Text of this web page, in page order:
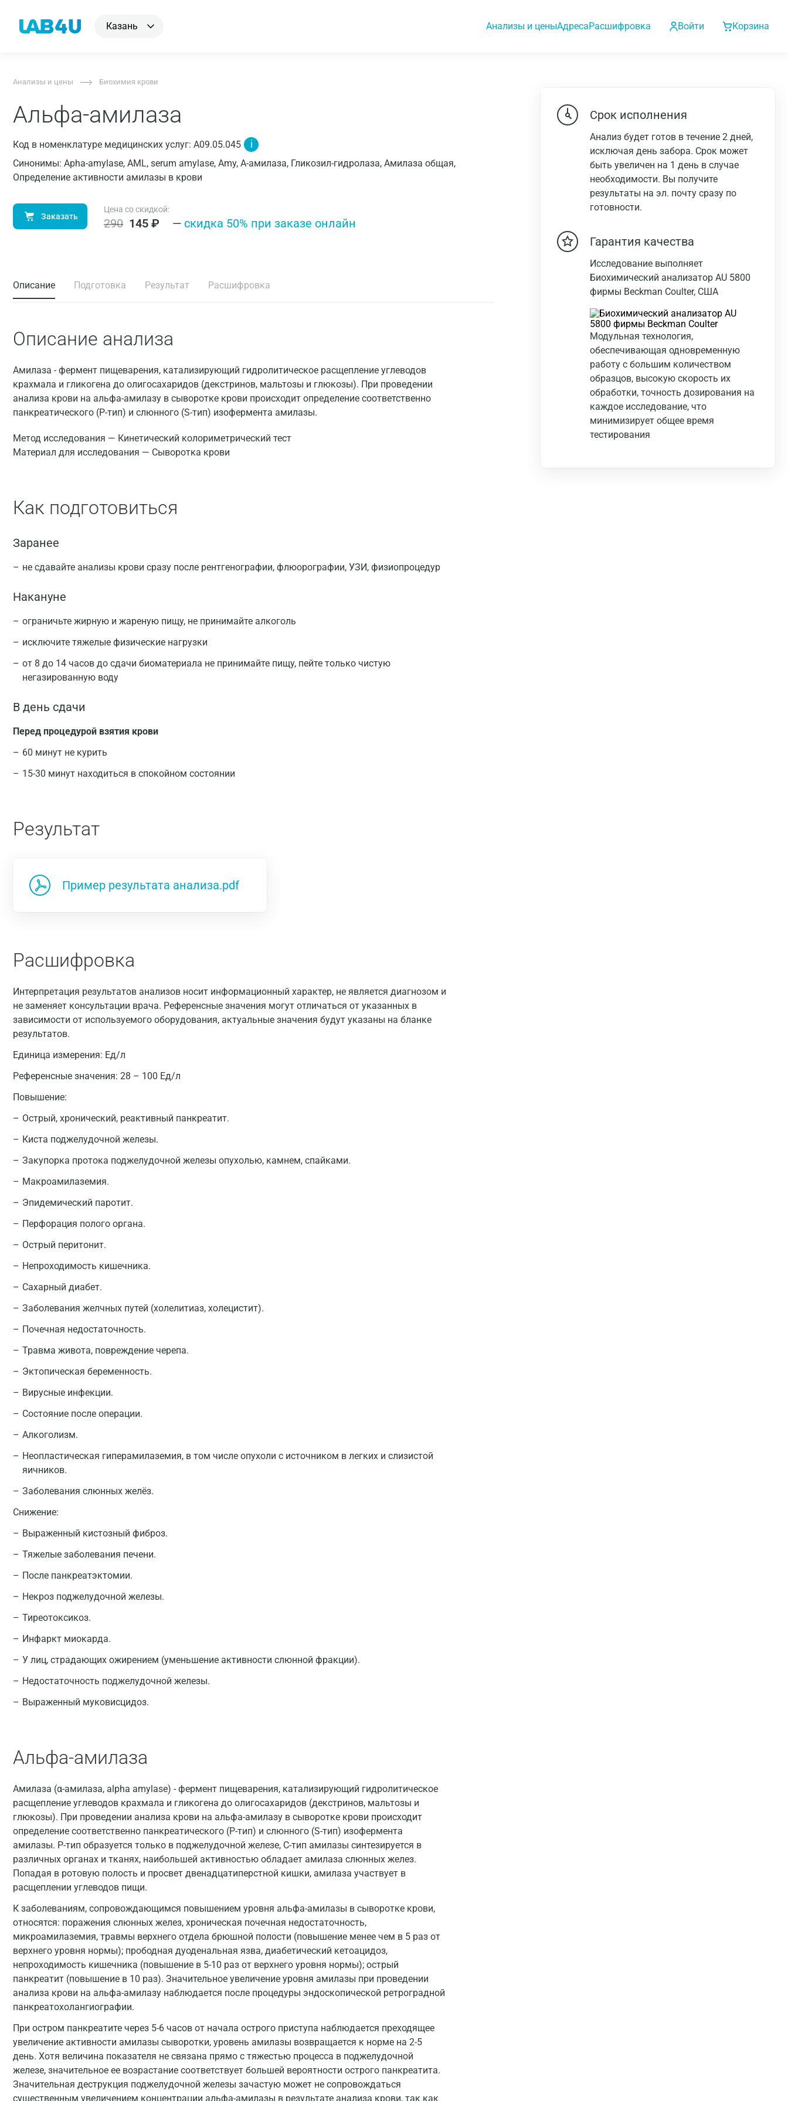
Казань Анализы и ценыАдресаРасшифровка Войти Корзина
Анализы и цены Биохимия крови
Альфа-амилаза
Код в номенклатуре медицинских услуг: A09.05.045 i
Синонимы: Apha-amylase, AML, serum amylase, Amy, Α-амилаза, Гликозил-гидролаза, Амилаза общая,
Определение активности амилазы в крови
Заказать
Цена со скидкой:
290 145 ₽ — cкидка 50% при заказе онлайн
Описание Подготовка Результат Расшифровка
Описание анализа
Амилаза - фермент пищеварения, катализирующий гидролитическое расщепление углеводов
крахмала и гликогена до олигосахаридов (декстринов, мальтозы и глюкозы). При проведении
анализа крови на альфа-амилазу в сыворотке крови происходит определение соответственно
панкреатического (Р-тип) и слюнного (S-тип) изофермента амилазы.
Метод исследования — Кинетический колориметрический тест
Материал для исследования — Сыворотка крови
Как подготовиться
Заранее
не сдавайте анализы крови сразу после рентгенографии, флюорографии, УЗИ, физиопроцедур
Накануне
ограничьте жирную и жареную пищу, не принимайте алкоголь
исключите тяжелые физические нагрузки
от 8 до 14 часов до сдачи биоматериала не принимайте пищу, пейте только чистую
негазированную воду
В день сдачи
Перед процедурой взятия крови
60 минут не курить
15-30 минут находиться в спокойном состоянии
Результат
Пример результата анализа.pdf
Расшифровка
Интерпретация результатов анализов носит информационный характер, не является диагнозом и
не заменяет консультации врача. Референсные значения могут отличаться от указанных в
зависимости от используемого оборудования, актуальные значения будут указаны на бланке
результатов.
Единица измерения: Ед/л
Референсные значения: 28 – 100 Ед/л
Повышение:
Острый, хронический, реактивный панкреатит.
Киста поджелудочной железы.
Закупорка протока поджелудочной железы опухолью, камнем, спайками.
Макроамилаземия.
Эпидемический паротит.
Перфорация полого органа.
Острый перитонит.
Непроходимость кишечника.
Сахарный диабет.
Заболевания желчных путей (холелитиаз, холецистит).
Почечная недостаточность.
Травма живота, повреждение черепа.
Эктопическая беременность.
Вирусные инфекции.
Состояние после операции.
Алкоголизм.
Неопластическая гиперамилаземия, в том числе опухоли с источником в легких и слизистой
яичников.
Заболевания слюнных желёз.
Снижение:
Выраженный кистозный фиброз.
Тяжелые заболевания печени.
После панкреатэктомии.
Некроз поджелудочной железы.
Тиреотоксикоз.
Инфаркт миокарда.
У лиц, страдающих ожирением (уменьшение активности слюнной фракции).
Недостаточность поджелудочной железы.
Выраженный муковисцидоз.
Альфа-амилаза
Амилаза (α-амилаза, alpha amylase) - фермент пищеварения, катализирующий гидролитическое
расщепление углеводов крахмала и гликогена до олигосахаридов (декстринов, мальтозы и
глюкозы). При проведении анализа крови на альфа-амилазу в сыворотке крови происходит
определение соответственно панкреатического (Р-тип) и слюнного (S-тип) изофермента
амилазы. Р-тип образуется только в поджелудочной железе, С-тип амилазы синтезируется в
различных органах и тканях, наибольшей активностью обладает амилаза слюнных желез.
Попадая в ротовую полость и просвет двенадцатиперстной кишки, амилаза участвует в
расщеплении углеводов пищи.
К заболеваниям, сопровождающимся повышением уровня альфа-амилазы в сыворотке крови,
относятся: поражения слюнных желез, хроническая почечная недостаточность,
микроамилаземия, травмы верхнего отдела брюшной полости (повышение менее чем в 5 раз от
верхнего уровня нормы); прободная дуоденальная язва, диабетический кетоацидоз,
непроходимость кишечника (повышение в 5-10 раз от верхнего уровня нормы); острый
панкреатит (повышение в 10 раз). Значительное увеличение уровня амилазы при проведении
анализа крови на альфа-амилазу наблюдается после процедуры эндоскопической ретроградной
панкреатохолангиографии.
При остром панкреатите через 5-6 часов от начала острого приступа наблюдается преходящее
увеличение активности амилазы сыворотки, уровень амилазы возвращается к норме на 2-5
день. Хотя величина показателя не связана прямо с тяжестью процесса в поджелудочной
железе, значительное ее возрастание соответствует большей вероятности острого панкреатита.
Значительная деструкция поджелудочной железы зачастую может не сопровождаться
существенным увеличением концентрации альфа-амилазы в результате анализа крови, так как
Срок исполнения
Анализ будет готов в течение 2 дней,
исключая день забора. Срок может
быть увеличен на 1 день в случае
необходимости. Вы получите
результаты на эл. почту сразу по
готовности.
Гарантия качества
Исследование выполняет
Биохимический анализатор AU 5800
фирмы Beckman Coulter, США
Модульная технология,
обеспечивающая одновременную
работу с большим количеством
образцов, высокую скорость их
обработки, точность дозирования на
каждое исследование, что
минимизирует общее время
тестирования
Москва
Владимир
Дзержинск
Жуковский
Звенигород
Зеленоград
Иваново
Истра
Йошкар-Ола
Калининград
Кемерово
Ковров
Коломна